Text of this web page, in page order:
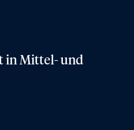
in Mittel- und